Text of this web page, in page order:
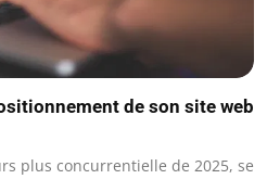
de son site web
plus concurrentielle de 2025, se